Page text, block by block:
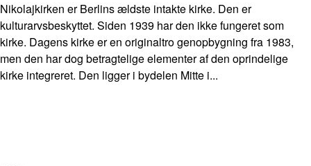
Nikolajkirken er Berlins ældste intakte kirke. Den er
kulturarvsbeskyttet. Siden 1939 har den ikke fungeret som
kirke. Dagens kirke er en originaltro genopbygning fra 1983,
men den har dog betragtelige elementer af den oprindelige
kirke integreret. Den ligger i bydelen Mitte i...